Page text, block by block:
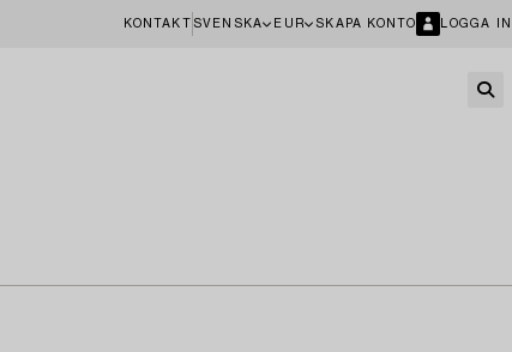
KONTAKT SVENSKA EUR SKAPA KONTO LOGGA IN